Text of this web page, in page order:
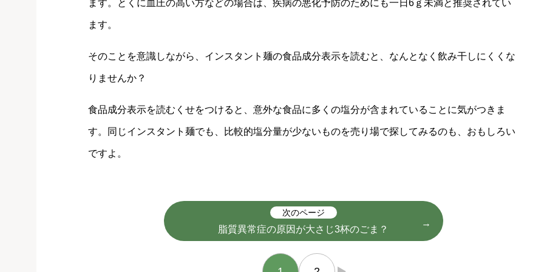
ます。とくに血圧の高い方などの場合は、疾病の悪化予防のためにも一日6ｇ未満と推奨されてい
ます。
そのことを意識しながら、インスタント麺の食品成分表示を読むと、なんとなく飲み干しにくくな
りませんか？
食品成分表示を読むくせをつけると、意外な食品に多くの塩分が含まれていることに気がつきま
す。同じインスタント麺でも、比較的塩分量が少ないものを売り場で探してみるのも、おもしろい
ですよ。
次のページ
脂質異常症の原因が大さじ3杯のごま？